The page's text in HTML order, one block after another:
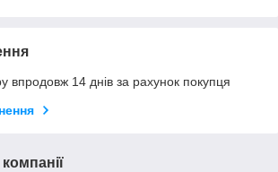
впродовж 14 днів за рахунок покупця